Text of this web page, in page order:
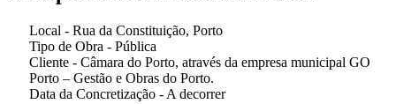
Local - Rua da Constituição, Porto
Tipo de Obra - Pública
Cliente - Câmara do Porto, através da empresa municipal GO
Porto – Gestão e Obras do Porto.
Data da Concretização - A decorrer